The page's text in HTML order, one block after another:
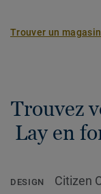
Trouver un magasin
Trouvez
Lay en
DESIGN Citizen